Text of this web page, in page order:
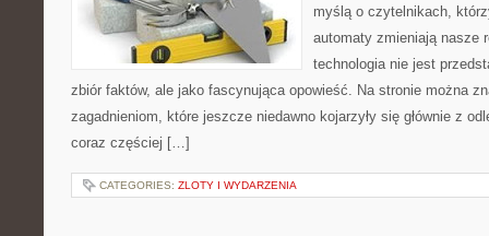
myślą o czytelnikach,
automaty zmieniają nasze
technologia nie jest
zbiór faktów, ale jako fascynująca opowieść. Na stronie można
zagadnieniom, które jeszcze niedawno kojarzyły się głównie z
coraz częściej […]
CATEGORIES: ZLOTY I WYDARZENIA